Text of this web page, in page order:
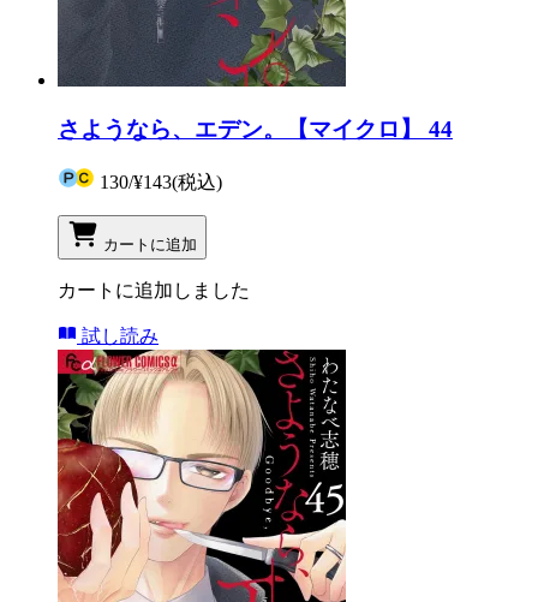
さようなら、エデン。【マイクロ】 44
130/¥143(税込)
カートに追加
カートに追加しました
試し読み